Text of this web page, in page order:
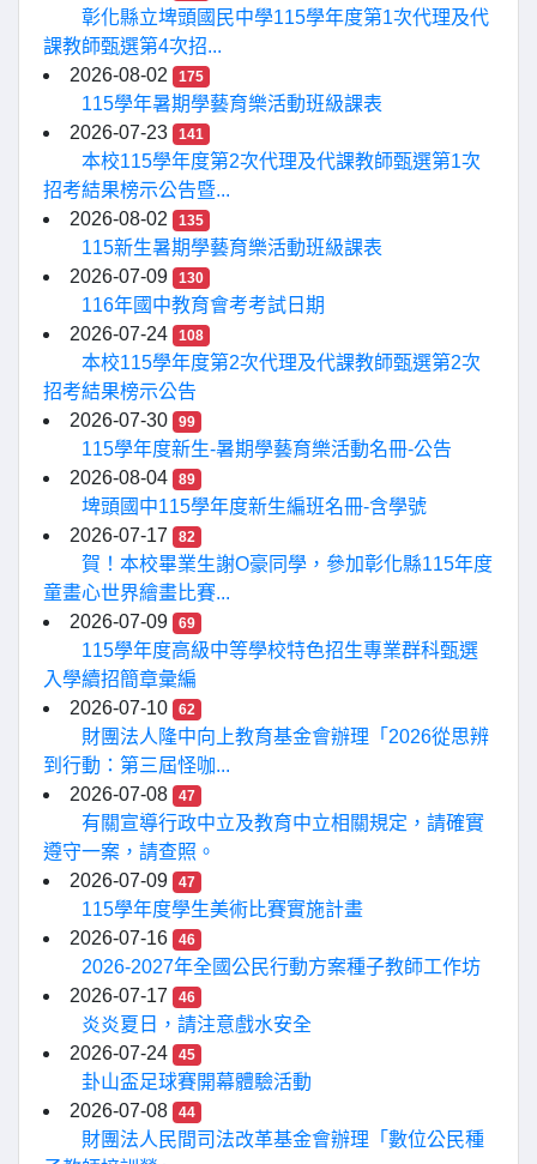
彰化縣立埤頭國民中學115學年度第1次代理及代
課教師甄選第4次招...
2026-08-02
175
115學年暑期學藝育樂活動班級課表
2026-07-23
141
本校115學年度第2次代理及代課教師甄選第1次
招考結果榜示公告暨...
2026-08-02
135
115新生暑期學藝育樂活動班級課表
2026-07-09
130
116年國中教育會考考試日期
2026-07-24
108
本校115學年度第2次代理及代課教師甄選第2次
招考結果榜示公告
2026-07-30
99
115學年度新生-暑期學藝育樂活動名冊-公告
2026-08-04
89
埤頭國中115學年度新生編班名冊-含學號
2026-07-17
82
賀！本校畢業生謝O豪同學，參加彰化縣115年度
童畫心世界繪畫比賽...
2026-07-09
69
115學年度高級中等學校特色招生專業群科甄選
入學續招簡章彙編
2026-07-10
62
財團法人隆中向上教育基金會辦理「2026從思辨
到行動：第三屆怪咖...
2026-07-08
47
有關宣導行政中立及教育中立相關規定，請確實
遵守一案，請查照。
2026-07-09
47
115學年度學生美術比賽實施計畫
2026-07-16
46
2026-2027年全國公民行動方案種子教師工作坊
2026-07-17
46
炎炎夏日，請注意戲水安全
2026-07-24
45
卦山盃足球賽開幕體驗活動
2026-07-08
44
財團法人民間司法改革基金會辦理「數位公民種